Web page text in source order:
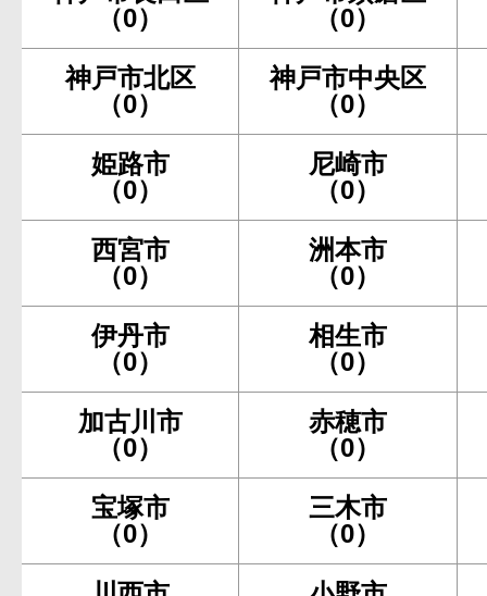
（0）
（0）
神戸市北区
（0）
神戸市中央区
（0）
姫路市
（0）
尼崎市
（0）
西宮市
（0）
洲本市
（0）
伊丹市
（0）
相生市
（0）
加古川市
（0）
赤穂市
（0）
宝塚市
（0）
三木市
（0）